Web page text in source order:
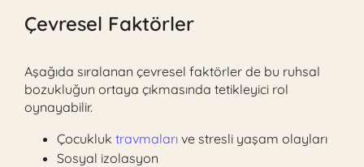
Çevresel Faktörler
Aşağıda sıralanan çevresel faktörler de bu ruhsal
bozukluğun ortaya çıkmasında tetikleyici rol
oynayabilir.
Çocukluk travmaları ve stresli yaşam olayları
Sosyal izolasyon